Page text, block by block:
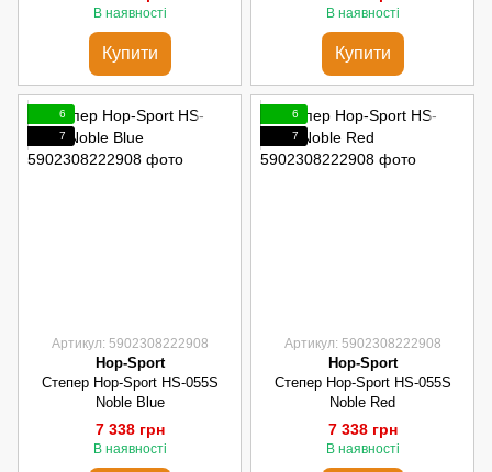
В наявності
Купити
В наявності
Купити
6
7
Артикул: 5902308222908
Hop-Sport
Степер Hop-Sport HS-055S
Noble Blue
7 338 грн
В наявності
6
7
Артикул: 5902308222908
Hop-Sport
Степер Hop-Sport HS-055S
Noble Red
7 338 грн
В наявності